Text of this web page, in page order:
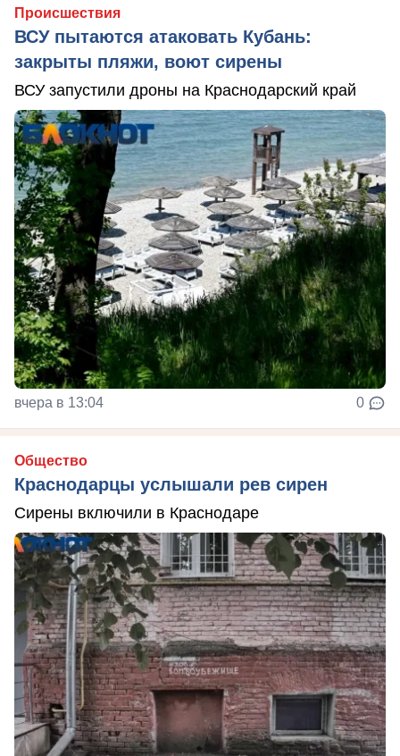
Происшествия
ВСУ пытаются атаковать Кубань:
закрыты пляжи, воют сирены
ВСУ запустили дроны на Краснодарский край
вчера в 13:04 0
Общество
Краснодарцы услышали рев сирен
Сирены включили в Краснодаре